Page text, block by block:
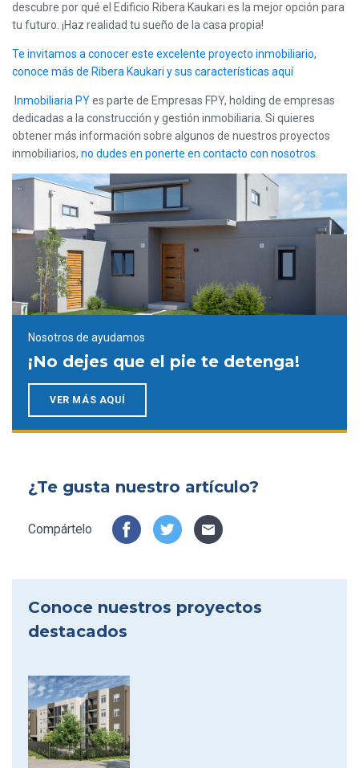
descubre por qué el Edificio Ribera Kaukari es la mejor opción para
tu futuro. ¡Haz realidad tu sueño de la casa propia!
Te invitamos a conocer este excelente proyecto inmobiliario,
conoce más de Ribera Kaukari y sus características aquí
Inmobiliaria PYes parte de Empresas FPY, holding de empresas
dedicadas a la construcción y gestión inmobiliaria. Si quieres
obtener más información sobre algunos de nuestros proyectos
inmobiliarios, no dudes en ponerte en contacto con nosotros.
Nosotros de ayudamos
¡No dejes que el pie te detenga!
VER MÁS AQUÍ
Conoce nuestros proyectos
destacados
¿Te gusta nuestro artículo?
Compártelo